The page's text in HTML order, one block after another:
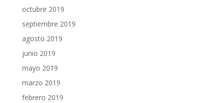
octubre 2019
septiembre 2019
agosto 2019
junio 2019
mayo 2019
marzo 2019
febrero 2019